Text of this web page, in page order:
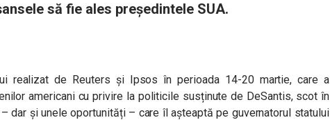
să fie ales președintele SUA.
realizat de Reuters și Ipsos în perioada 14-20 martie, care a
americani cu privire la politicile susținute de DeSantis, scot în
dar și unele oportunități – care îl așteaptă pe guvernatorul statului